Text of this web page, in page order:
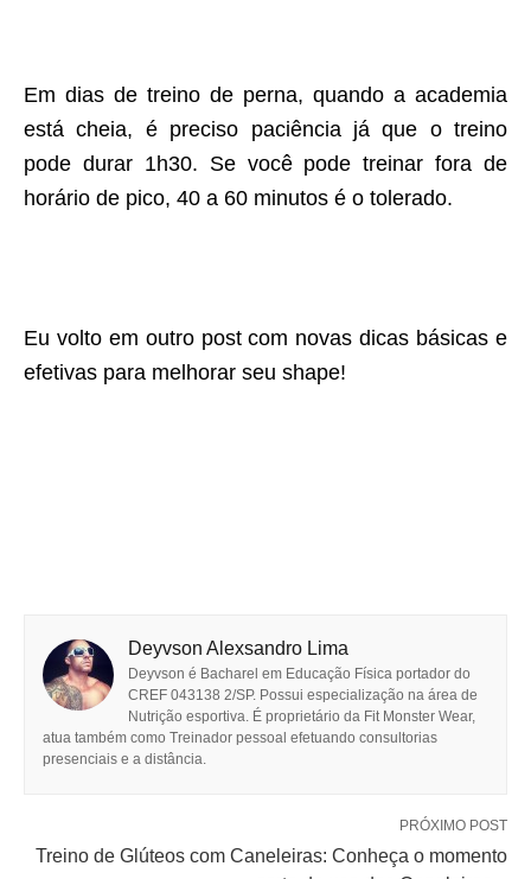
Em dias de treino de perna, quando a academia
está cheia, é preciso paciência já que o treino
pode durar 1h30. Se você pode treinar fora de
horário de pico, 40 a 60 minutos é o tolerado.
Eu volto em outro post com novas dicas básicas e
efetivas para melhorar seu shape!
Deyvson Alexsandro Lima
Deyvson é Bacharel em Educação Física portador do
CREF 043138 2/SP. Possui especialização na área de
Nutrição esportiva. É proprietário da Fit Monster Wear,
atua também como Treinador pessoal efetuando consultorias
presenciais e a distância.
PRÓXIMO POST
Treino de Glúteos com Caneleiras: Conheça o momento